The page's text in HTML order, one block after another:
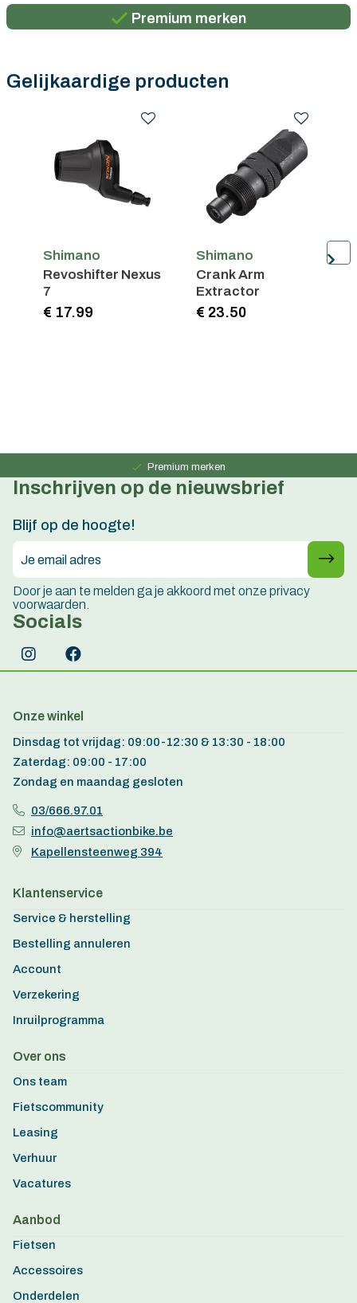
Premium merken
Gelijkaardige producten
Shimano
Revoshifter Nexus
7
€ 17.99
Shimano
Crank Arm
Extractor
€ 23.50
Premium merken
Persoonlijk advies
Inschrijven op de nieuwsbrief
Blijf op de hoogte!
Door je aan te melden ga je akkoord met onze privacy
voorwaarden.
Socials
Onze winkel
Dinsdag tot vrijdag: 09:00-12:30 & 13:30 - 18:00
Zaterdag: 09:00 - 17:00
Zondag en maandag gesloten
03/666.97.01
info@aertsactionbike.be
Kapellensteenweg 394
Klantenservice
Service & herstelling
Bestelling annuleren
Account
Verzekering
Inruilprogramma
Over ons
Ons team
Fietscommunity
Leasing
Verhuur
Vacatures
Aanbod
Fietsen
Accessoires
Onderdelen